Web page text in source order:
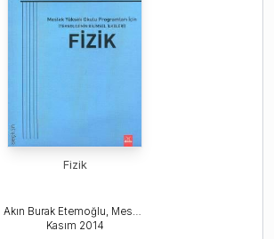
Fizik
Akın Burak Etemoğlu, Mesut Şengirgin
Kasım 2014